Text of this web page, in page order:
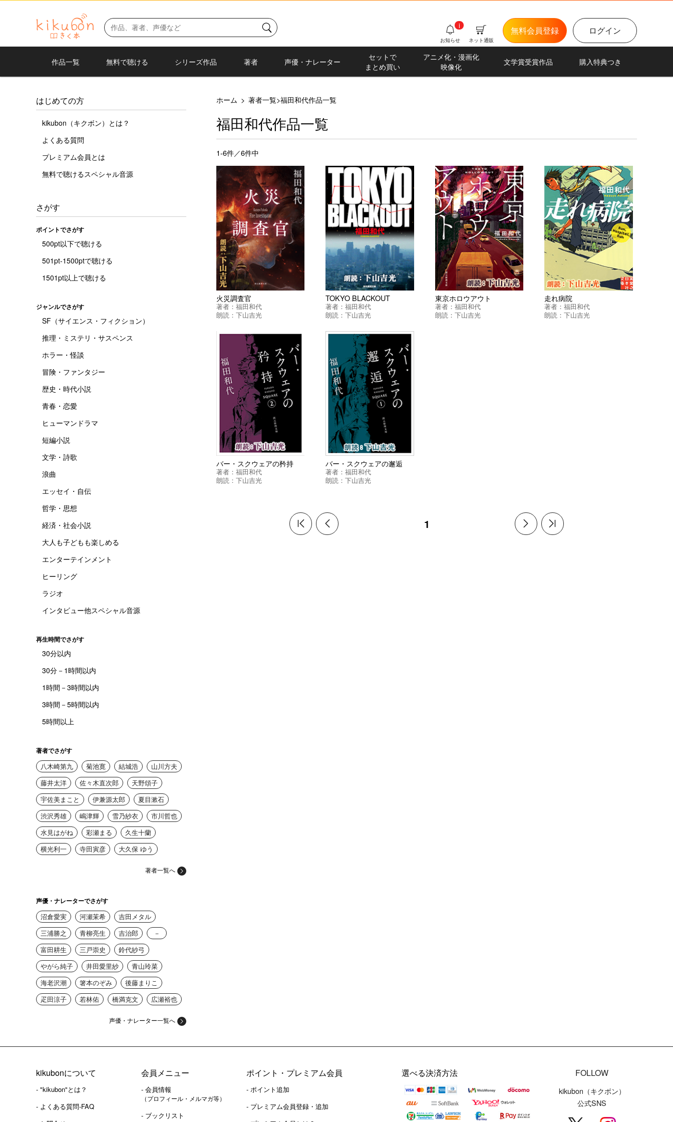
ログイン
無料会員登録
ネット通販
お知らせ
i
作品一覧 無料で聴ける シリーズ作品 著者 声優・ナレーター
セットで
まとめ買い
アニメ化・漫画化
映像化
文学賞受賞作品 購入特典つき
はじめての方
kikubon（キクボン）とは？
よくある質問
プレミアム会員とは
無料で聴けるスペシャル音源
さがす
ポイントでさがす
500pt以下で聴ける
501pt-1500ptで聴ける
1501pt以上で聴ける
ジャンルでさがす
SF（サイエンス・フィクション）
推理・ミステリ・サスペンス
ホラー・怪談
冒険・ファンタジー
歴史・時代小説
青春・恋愛
ヒューマンドラマ
短編小説
文学・詩歌
浪曲
エッセイ・自伝
哲学・思想
経済・社会小説
大人も子どもも楽しめる
エンターテインメント
ヒーリング
ラジオ
インタビュー他スペシャル音源
再生時間でさがす
30分以内
30分－1時間以内
1時間－3時間以内
3時間－5時間以内
5時間以上
著者でさがす
八木崎第九 菊池寛 結城浩
山川方夫
藤井太洋
佐々木直次郎
天野頌子
宇佐美まこと
伊兼源太郎
夏目漱石
渋沢秀雄
嶋津輝 雪乃紗衣
市川哲也
水見はがね
彩瀬まる
久生十蘭
横光利一
寺田寅彦 大久保 ゆう
著者一覧へ
声優・ナレーターでさがす
沼倉愛実 河瀬茉希
吉田メタル
三浦勝之
青柳亮生 吉治郎
－
富田耕生
三戸崇史
鈴代紗弓
やがら純子
井田愛里紗
青山玲菜
海老沢潮
箸本のぞみ
後藤まりこ
疋田涼子
若林佑 橋満克文 広瀬裕也
声優・ナレーター一覧へ
ホーム > 著者一覧>福田和代作品一覧
福田和代作品一覧
1-6件／6件中
火災調査官
著者： 福田和代
朗読： 下山吉光
TOKYO BLACKOUT
著者：福田和代
朗読：下山吉光
東京ホロウアウト
著者： 福田和代
朗読： 下山吉光
走れ病院
著者：福田和代
朗読：下山吉光
バー・スクウェアの矜持
著者： 福田和代
朗読： 下山吉光
バー・スクウェアの邂逅
著者：福田和代
朗読：下山吉光
1
kikubonについて
- "kikubon"とは？
- よくある質問-FAQ
会員メニュー
- 会員情報
（プロフィール・メルマガ等）
- ブックリスト
ポイント・プレミアム会員
- ポイント追加
- プレミアム会員登録・追加
FOLLOW
kikubon（キクボン）
公式SNS
選べる決済方法